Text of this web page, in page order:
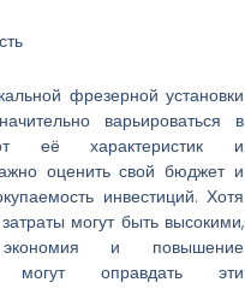
фрезерной установки
варьироваться в
её характеристик и
оценить свой бюджет и
инвестиций. Хотя
могут быть высокими,
экономия и повышение
могут оправдать эти